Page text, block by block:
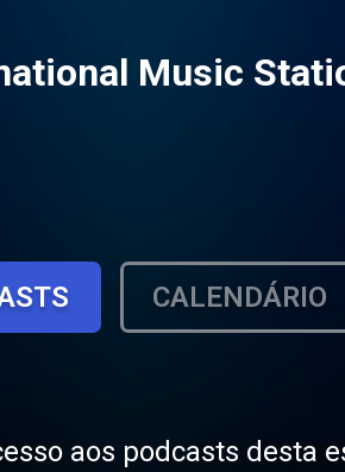
Music
CALENDÁRIO
aos podcasts desta